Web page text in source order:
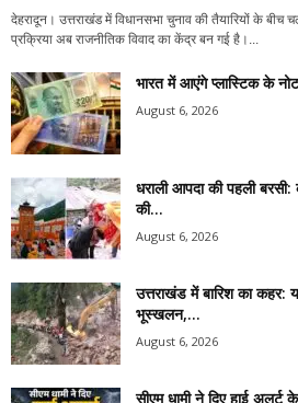
देहरादून। उत्तराखंड में विधानसभा चुनाव की तैयारियों के बीच
प्रक्रिया अब राजनीतिक विवाद का केंद्र बन गई है।...
भारत में आएंगे प्लास्टिक के
August 6, 2026
धराली आपदा की पहली बरसी:
की...
August 6, 2026
उत्तराखंड में बारिश का कहर:
भूस्खलन,...
August 6, 2026
सीएम धामी ने दिए हाई अलर्ट के